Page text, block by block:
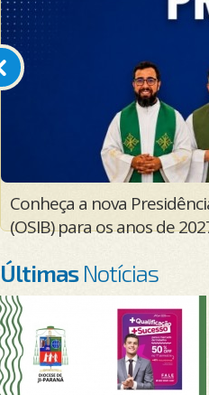
Cultura digital desafia a
Organização dos
ÚltimasNotícias